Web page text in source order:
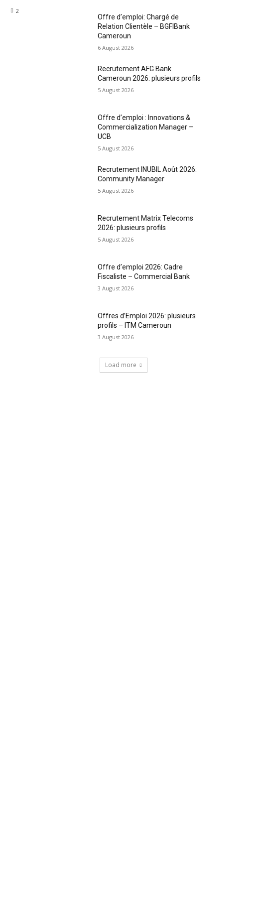
2
Offre d’emploi: Chargé de
Relation Clientèle – BGFIBank
Cameroun
6 August 2026
Recrutement AFG Bank
Cameroun 2026: plusieurs profils
5 August 2026
Offre d’emploi : Innovations &
Commercialization Manager –
UCB
5 August 2026
Recrutement INUBIL Août 2026:
Community Manager
5 August 2026
Recrutement Matrix Telecoms
2026: plusieurs profils
5 August 2026
Offre d’emploi 2026: Cadre
Fiscaliste – Commercial Bank
3 August 2026
Offres d’Emploi 2026: plusieurs
profils – ITM Cameroun
3 August 2026
Load more